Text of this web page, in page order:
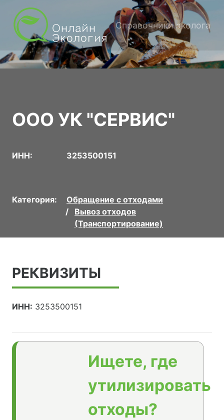
Справочники эколога
ООО УК "СЕРВИС"
ИНН: 3253500151
Категория:
Обращение с отходами
Вывоз отходов
(Транспортирование)
РЕКВИЗИТЫ
ИНН: 3253500151
Ищете, где
утилизировать
отходы?